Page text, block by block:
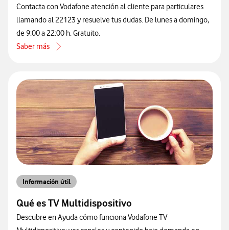
Contacta con Vodafone atención al cliente para particulares
llamando al 22123 y resuelve tus dudas. De lunes a domingo,
de 9:00 a 22:00 h. Gratuito.
Saber más
acerca de Cómo contactar con atención al cliente de Vodafone
Información útil
Qué es TV Multidispositivo
Descubre en Ayuda cómo funciona Vodafone TV